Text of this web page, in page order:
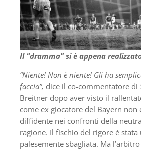
Il “dramma” si è appena
“Niente! Non è niente! Gli ha
faccia”, dice il co-commentatore di
Breitner dopo aver visto il
come ex giocatore del Bayern non
diffidente nei confronti della
ragione. Il fischio del rigore è stata
palesemente sbagliata. Ma